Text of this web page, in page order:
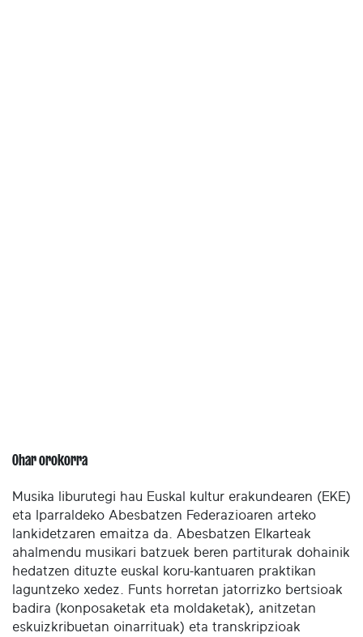
Ohar orokorra
Musika liburutegi hau Euskal kultur erakundearen (EKE)
eta Iparraldeko Abesbatzen Federazioaren arteko
lankidetzaren emaitza da. Abesbatzen Elkarteak
ahalmendu musikari batzuek beren partiturak dohainik
hedatzen dituzte euskal koru-kantuaren praktikan
laguntzeko xedez. Funts horretan jatorrizko bertsioak
badira (konposaketak eta moldaketak), anitzetan
eskuizkribuetan oinarrituak) eta transkripzioak